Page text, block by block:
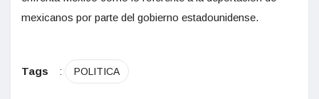
mexicanos por parte del gobierno estadounidense.
Tags : POLITICA